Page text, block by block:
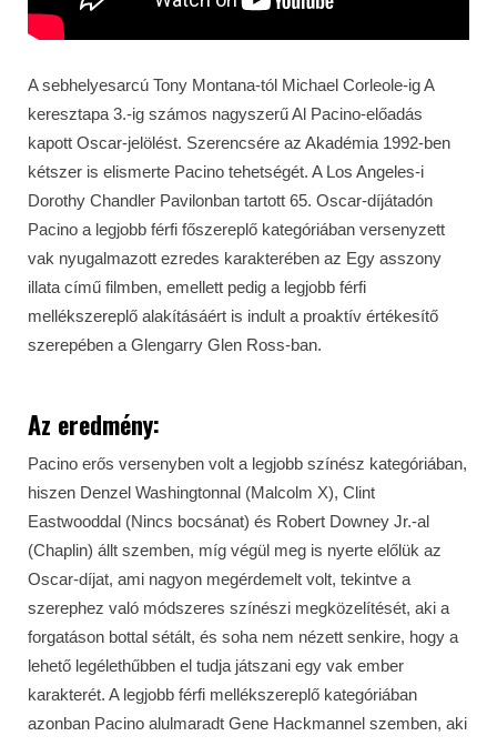
A sebhelyesarcú Tony Montana-tól Michael Corleole-ig A
keresztapa 3.-ig számos nagyszerű Al Pacino-előadás
kapott Oscar-jelölést. Szerencsére az Akadémia 1992-ben
kétszer is elismerte Pacino tehetségét. A Los Angeles-i
Dorothy Chandler Pavilonban tartott 65. Oscar-díjátadón
Pacino a legjobb férfi főszereplő kategóriában versenyzett
vak nyugalmazott ezredes karakterében az Egy asszony
illata című filmben, emellett pedig a legjobb férfi
mellékszereplő alakításáért is indult a proaktív értékesítő
szerepében a Glengarry Glen Ross-ban.
Az eredmény:
Pacino erős versenyben volt a legjobb színész kategóriában,
hiszen Denzel Washingtonnal (Malcolm X), Clint
Eastwooddal (Nincs bocsánat) és Robert Downey Jr.-al
(Chaplin) állt szemben, míg végül meg is nyerte előlük az
Oscar-díjat, ami nagyon megérdemelt volt, tekintve a
szerephez való módszeres színészi megközelítését, aki a
forgatáson bottal sétált, és soha nem nézett senkire, hogy a
lehető legélethűbben el tudja játszani egy vak ember
karakterét. A legjobb férfi mellékszereplő kategóriában
azonban Pacino alulmaradt Gene Hackmannel szemben, aki